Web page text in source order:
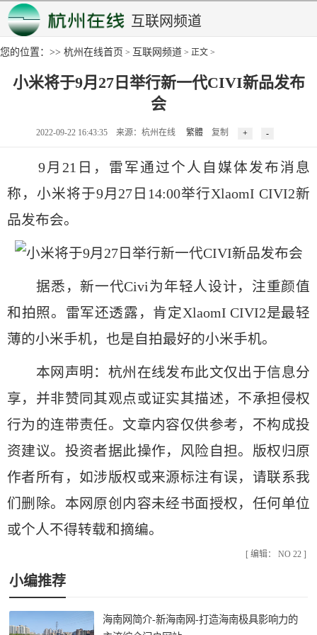
互联网频道
您的位置：>> 杭州在线首页 > 互联网频道 > 正文 >
小米将于9月27日举行新一代CIVI新品发布
会
2022-09-22 16:43:35 来源：杭州在线 繁體 复制
9月21日，雷军通过个人自媒体发布消息
称，小米将于9月27日14:00举行XlaomI CIVI2新
品发布会。
据悉，新一代Civi为年轻人设计，注重颜值
和拍照。雷军还透露，肯定XlaomI CIVI2是最轻
薄的小米手机，也是自拍最好的小米手机。
本网声明：杭州在线发布此文仅出于信息分
享，并非赞同其观点或证实其描述，不承担侵权
行为的连带责任。文章内容仅供参考，不构成投
资建议。投资者据此操作，风险自担。版权归原
作者所有，如涉版权或来源标注有误，请联系我
们删除。本网原创内容未经书面授权，任何单位
或个人不得转载和摘编。
[ 编辑： NO 22 ]
小编推荐
海南网简介-新海南网-打造海南极具影响力的